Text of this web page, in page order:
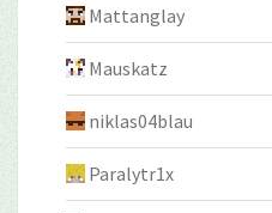
Mattanglay
Mauskatz
niklas04blau
Paralytr1x